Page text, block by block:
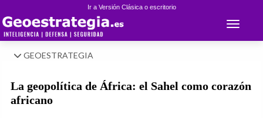
Ir a Versión Clásica o escritorio
Toggle
GEOESTRATEGIA
La geopolítica de África: el Sahel como corazón
africano